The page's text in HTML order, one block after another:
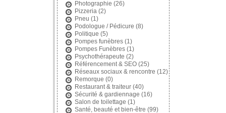
Photographie (26)
Pizzeria (2)
Pneu (1)
Podologue / Pédicure (8)
Politique (5)
Pompes funèbres(1)
Pompes Funèbres(1)
Psychothérapeute (2)
Référencement & SEO(25)
Réseaux sociaux & rencontre (12)
Remorque (0)
Restaurant & traiteur(40)
Sécurité & gardiennage (16)
Salon de toilettage (1)
Santé, beauté et bien-être (99)